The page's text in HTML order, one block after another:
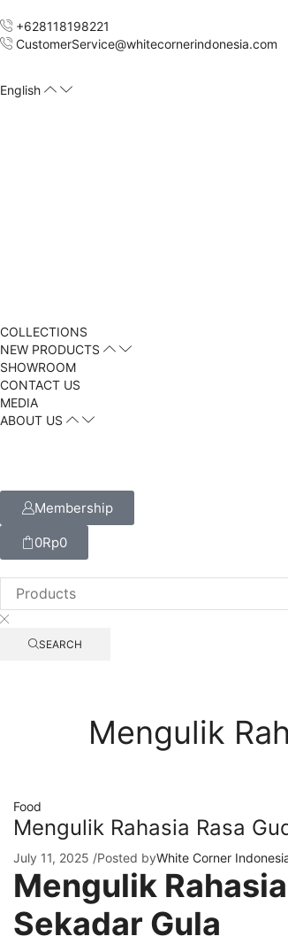
+628118198221
CustomerService@whitecornerindonesia.com
English
COLLECTIONS
NEW PRODUCTS
SHOWROOM
CONTACT US
MEDIA
ABOUT US
Membership
0Rp0
SEARCH
Mengulik
Food
Mengulik Rahasia Rasa
July 11, 2025 /Posted byWhite Corner
Mengulik
Sekadar Gula